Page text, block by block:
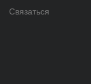
Связаться